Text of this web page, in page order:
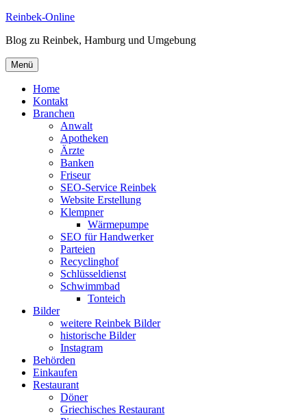
Zum
springen
Reinbek-Online
Blog zu Reinbek, Hamburg und Umgebung
Menü
Home
Kontakt
Branchen
Anwalt
Apotheken
Ärzte
Banken
Friseur
SEO-Service Reinbek
Website Erstellung
Klempner
Wärmepumpe
SEO für Handwerker
Parteien
Recyclinghof
Schlüsseldienst
Schwimmbad
Tonteich
Bilder
weitere Reinbek Bilder
historische Bilder
Instagram
Behörden
Einkaufen
Restaurant
Döner
Griechisches Restaurant